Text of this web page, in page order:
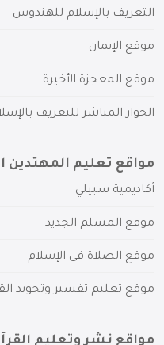
التعريف بالإسلام للهندوس
موقع الإيمان
موقع المعجزة الأخيرة
الحوار المباشر للتعريف
مواقع تعليم المهتدين
أكاديمية سبيلي
موقع المسلم الجديد
موقع الصلاة في الإسلام
موقع تعليم تفسير وتجويد
مواقع نشر وتعليم